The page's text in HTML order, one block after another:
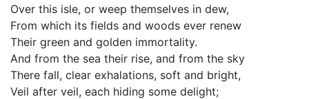
Over this isle, or weep themselves in dew,
From which its fields and woods ever renew
Their green and golden immortality.
And from the sea their rise, and from the sky
There fall, clear exhalations, soft and bright,
Veil after veil, each hiding some delight;